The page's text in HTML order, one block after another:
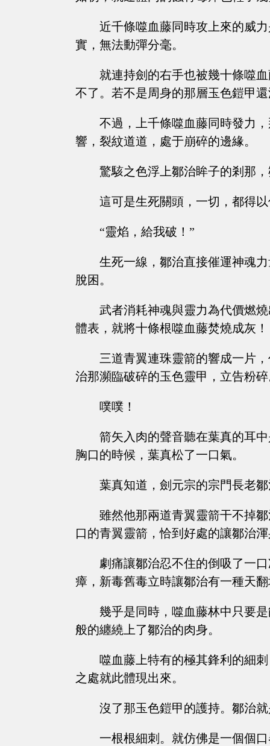
近千條噬血藤同時攻上來的威
實，無法動彈分毫。
就連持劍的右手也被幾十條噬
不了。若不是周身的那層玉色鎧甲
不過，上千條噬血藤同時發力
響，裂紋道道，處于崩碎的邊緣。
驚駭之色浮上鄒治眸子的剎那
這可是生死關頭，一切，都得
“靈焰，給我破！”
生死一線，鄒治直接催運神魂
脫困。
武者消耗神魂與靈力為代價燃
體表，就將十條根噬血藤焚燒成灰！
三道青翼連珠靈箭的響成一片
治那瀕臨破碎的玉色靈甲，立告粉
噗噗！
箭矢入肉的聲音聽在葉真的耳
胸口的時候，葉真松了一口氣。
葉真知道，劍元宗的宗門長老
雖然他那兩道青翼靈箭干不掉
口的青翼靈箭，恰到好處的讓鄒治
劇痛讓鄒治忍不住的倒吸了一
瘴，新毒舊毒立時讓鄒治有一種天
幾乎是同時，噬血藤林中只要
般的纏繞上了鄒治的肉身。
噬血藤上特有的極其鋒利的細
之處就此體現出來。
沒了那玉色鎧甲的護持。鄒治
一根根細刺。就仿佛是一個個